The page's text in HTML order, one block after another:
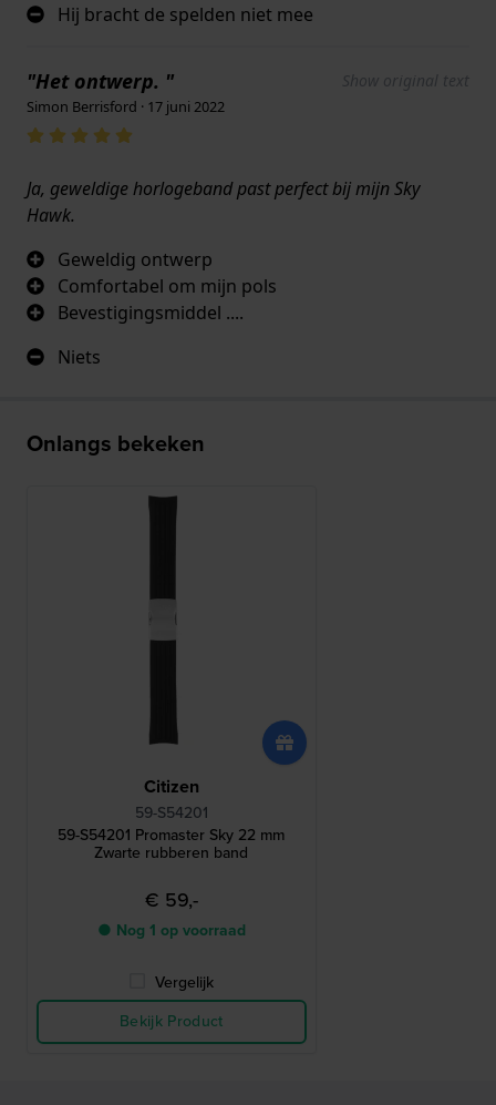
Hij bracht de spelden niet mee
"Het ontwerp. " Show original text
Simon Berrisford · 17 juni 2022
Ja, geweldige horlogeband past perfect bij mijn Sky
Hawk.
Geweldig ontwerp
Comfortabel om mijn pols
Bevestigingsmiddel ....
Niets
Onlangs bekeken
Citizen
59-S54201
59-S54201 Promaster Sky 22 mm
Zwarte rubberen band
€ 59,-
● Nog 1 op voorraad
Vergelijk
Bekijk Product